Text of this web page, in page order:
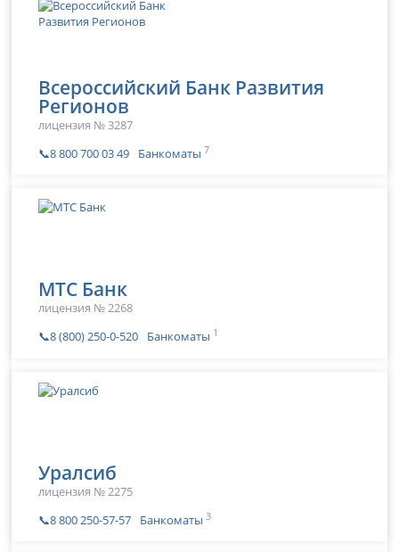
Всероссийский Банк Развития
Регионов
лицензия № 3287
📞8 800 700 03 49
Банкоматы 7
МТС Банк
лицензия № 2268
📞8 (800) 250-0-520
Банкоматы 1
Уралсиб
лицензия № 2275
📞8 800 250-57-57
Банкоматы 3